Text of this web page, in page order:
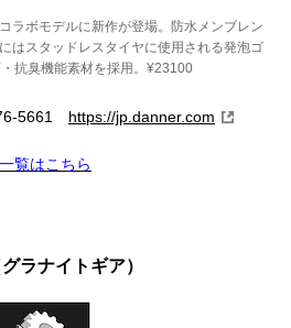
ラボモデルに新作が登場。防水メンブレン
はスタッドレスタイヤに使用される発泡ゴ
抗臭機能素材を採用。¥23100
5661 https://jp.danner.com
覧はこちら
ラナイトギア）